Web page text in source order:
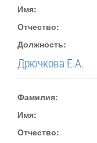
Имя:
Отчество:
Должность:
Дрючкова Е.А.
Фамилия:
Имя:
Отчество: